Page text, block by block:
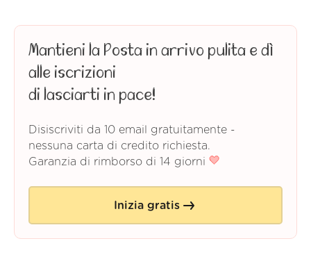
Mantieni la Posta in arrivo pulita e dì
alle iscrizioni
di lasciarti in pace!
Disiscriviti da 10 email gratuitamente -
nessuna carta di credito richiesta.
Garanzia di rimborso di 14 giorni
Inizia gratis